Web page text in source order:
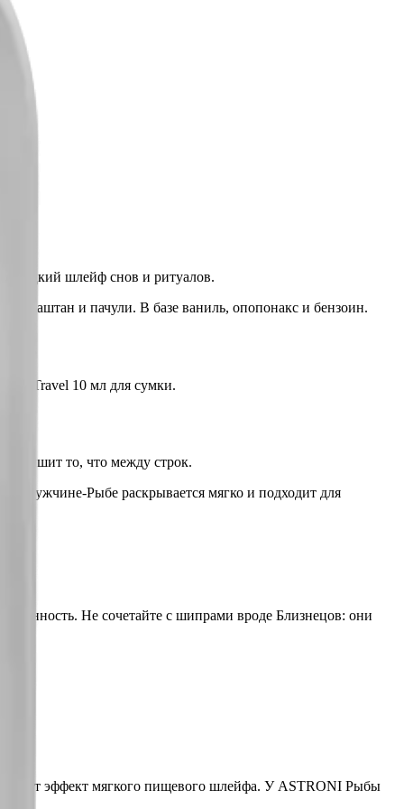
Сладкий шлейф снов и ритуалов.
каштан и пачули. В базе ваниль, опопонакс и бензоин.
Travel 10 мл для сумки.
слышит то, что между строк.
мужчине-Рыбе раскрывается мягко и подходит для
Не сочетайте с шипрами вроде Близнецов: они
эффект мягкого пищевого шлейфа. У ASTRONI Рыбы